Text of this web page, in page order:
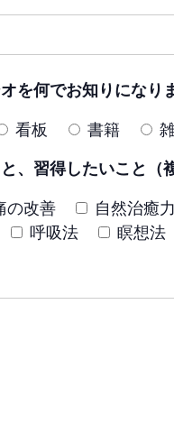
を何でお知りになり
看板 書籍
、習得したいこと（
の改善
自然治癒
呼吸法 瞑想法